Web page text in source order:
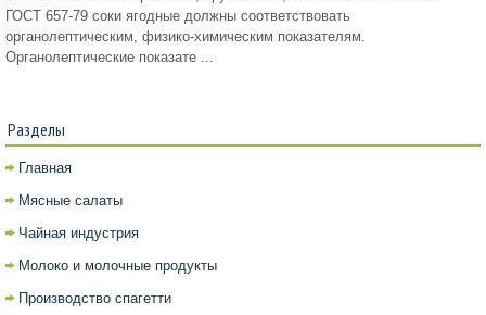
ГОСТ 657-79 соки ягодные должны соответствовать
органолептическим, физико-химическим показателям.
Органолептические показате ...
Разделы
Главная
Мясные салаты
Чайная индустрия
Молоко и молочные продукты
Производство спагетти